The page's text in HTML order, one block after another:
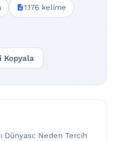
1.176 kelime
Kopyala
Dünyası: Neden Tercih